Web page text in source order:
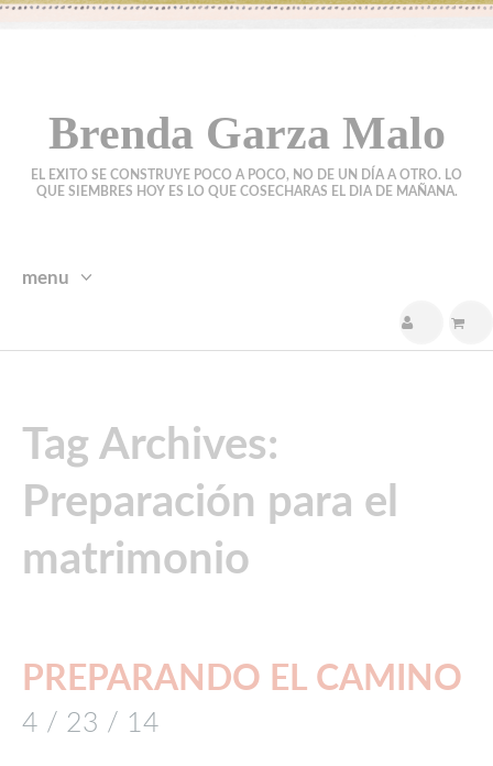
Brenda Garza Malo
EL EXITO SE CONSTRUYE POCO A POCO, NO DE UN DÍA A OTRO. LO
QUE SIEMBRES HOY ES LO QUE COSECHARAS EL DIA DE MAÑANA.
menu
Tag Archives:
Preparación para el
matrimonio
PREPARANDO EL CAMINO
4 / 23 / 14